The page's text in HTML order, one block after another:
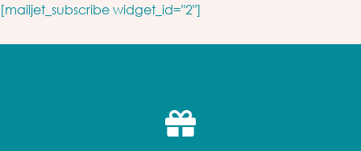
[mailjet_subscribe widget_id="2"]